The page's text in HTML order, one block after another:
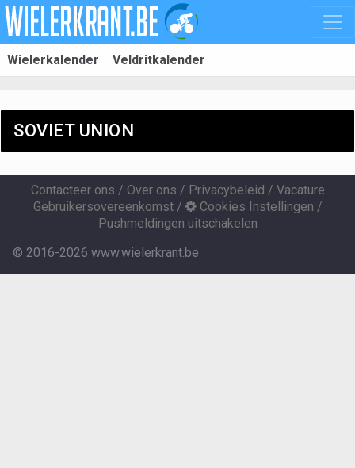
Wielerkalender Veldritkalender
SOVIET UNION
Contacteer ons / Over ons / Privacybeleid / Vacature
Gebruikersovereenkomst/ Cookies Instellingen /
Pushmeldingen uitschakelen
© 2016-2026 www.wielerkrant.be